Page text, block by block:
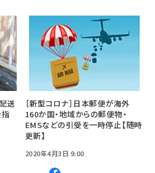
送
指
［新型コロナ］日本郵便が海外
160か国・地域からの郵便物・
EMSなどの引受を一時停止【随時
更新】
2020年4月3日 9:00